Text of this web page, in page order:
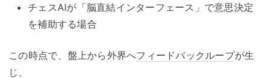
チェスAIが「脳直結インターフェース」で意思決定
を補助する場合
この時点で、盤上から外界へフィードバックループが生
じ、